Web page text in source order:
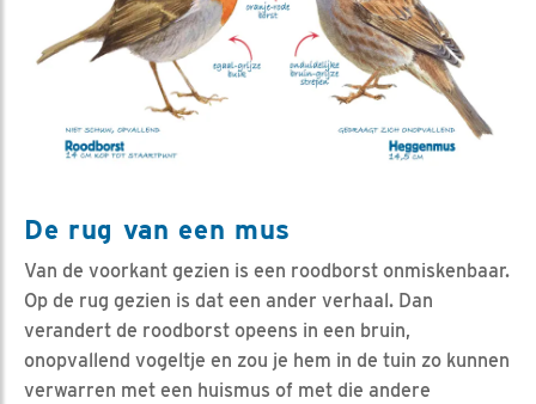
De rug van een mus
Van de voorkant gezien is een roodborst onmiskenbaar.
Op de rug gezien is dat een ander verhaal. Dan
verandert de roodborst opeens in een bruin,
onopvallend vogeltje en zou je hem in de tuin zo kunnen
verwarren met een huismus of met die andere